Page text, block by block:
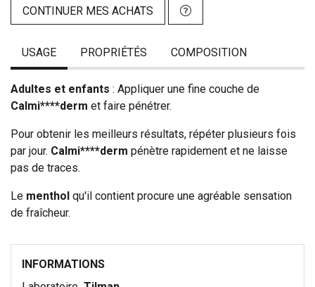
CONTINUER MES ACHATS
USAGE PROPRIÉTÉS COMPOSITION
Adultes et enfants : Appliquer une fine couche de
Calmi****derm et faire pénétrer.
Pour obtenir les meilleurs résultats, répéter plusieurs fois
par jour. Calmi****derm pénètre rapidement et ne laisse
pas de traces.
Le menthol qu'il contient procure une agréable sensation
de fraîcheur.
INFORMATIONS